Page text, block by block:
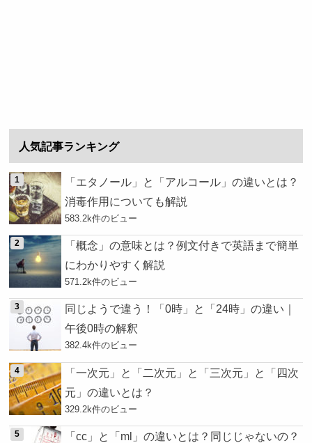
人気記事ランキング
「エタノール」と「アルコール」の違いとは？
消毒作用についても解説
583.2k件のビュー
「概念」の意味とは？例文付きで英語まで簡単
にわかりやすく解説
571.2k件のビュー
同じようで違う！「0時」と「24時」の違い｜
午後0時の解釈
382.4k件のビュー
「一次元」と「二次元」と「三次元」と「四次
元」の違いとは？
329.2k件のビュー
「cc」と「ml」の違いとは？同じじゃないの？